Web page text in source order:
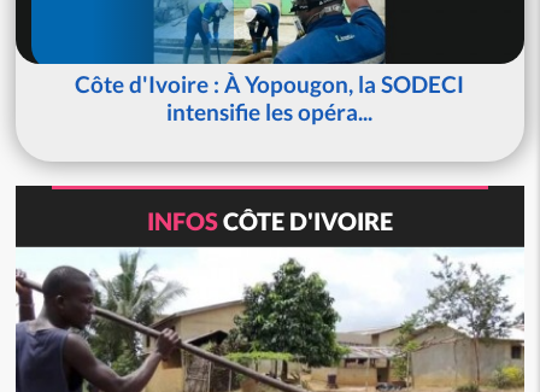
Côte d'Ivoire : À Yopougon, la SODECI
intensifie les opéra...
INFOSCÔTE D'IVOIRE